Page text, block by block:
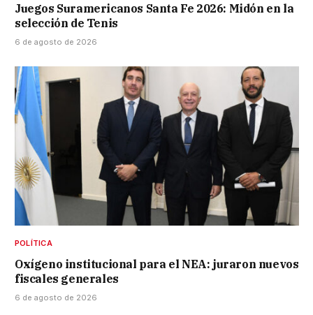
Juegos Suramericanos Santa Fe 2026: Midón en la
selección de Tenis
6 de agosto de 2026
POLÍTICA
Oxígeno institucional para el NEA: juraron nuevos
fiscales generales
6 de agosto de 2026